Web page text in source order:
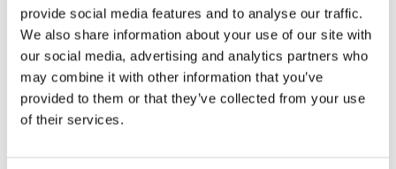
provide social media features and to analyse our traffic.
We also share information about your use of our site with
our social media, advertising and analytics partners who
may combine it with other information that you’ve
provided to them or that they’ve collected from your use
of their services.